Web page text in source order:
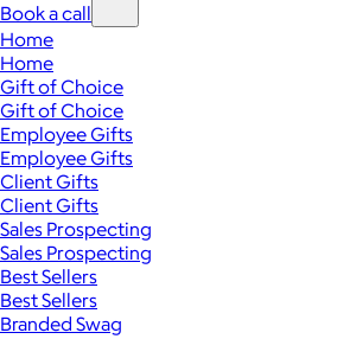
Book a call
Home
Home
Gift of Choice
Gift of Choice
Employee Gifts
Employee Gifts
Client Gifts
Client Gifts
Sales Prospecting
Sales Prospecting
Best Sellers
Best Sellers
Branded Swag